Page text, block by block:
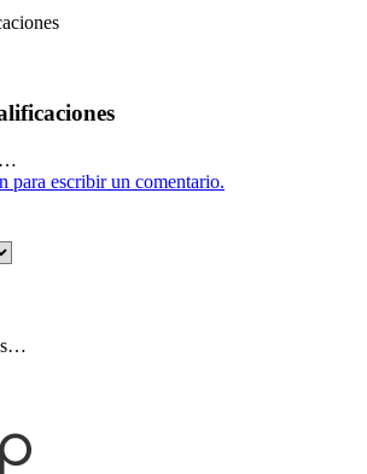
para escribir un comentario.